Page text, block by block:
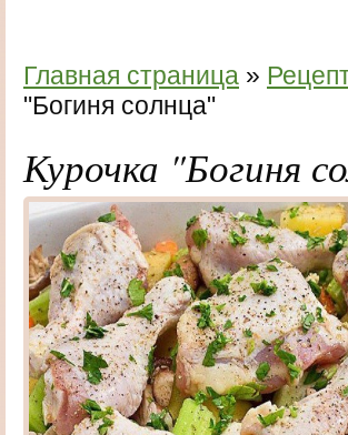
Главная страница »
"Богиня солнца"
Курочка "Богиня